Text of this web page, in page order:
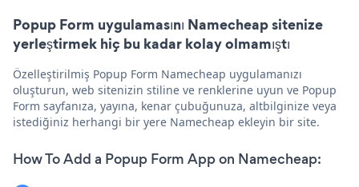
Popup Form uygulamasını Namecheap sitenize
yerleştirmek hiç bu kadar kolay olmamıştı
Özelleştirilmiş Popup Form Namecheap uygulamanızı
oluşturun, web sitenizin stiline ve renklerine uyun ve Popup
Form sayfanıza, yayına, kenar çubuğunuza, altbilginize veya
istediğiniz herhangi bir yere Namecheap ekleyin bir site.
How To Add a Popup Form App on Namecheap: